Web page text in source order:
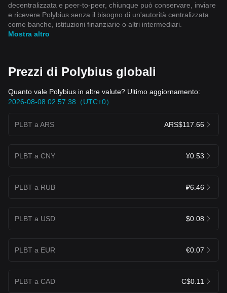
decentralizzata e peer-to-peer, chiunque può conservare, inviare
e ricevere Polybius senza il bisogno di un'autorità centralizzata
come banche, istituzioni finanziarie o altri intermediari.
Mostra altro
Prezzi di Polybius globali
Quanto vale Polybius in altre valute? Ultimo aggiornamento:
2026-08-08 02:57:38（UTC+0）
PLBT a ARS ARS$117.66
PLBT a CNY ¥0.53
PLBT a RUB ₽6.46
PLBT a USD $0.08
PLBT a EUR €0.07
PLBT a CAD C$0.11